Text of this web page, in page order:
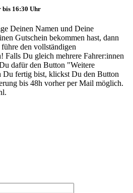
bis 16:30 Uhr
Deinen Namen und Deine
Gutschein bekommen hast, dann
den vollständigen
Falls Du gleich mehrere Fahrer:innen
dafür den Button "Weitere
Du fertig bist, klickst Du den Button
bis 48h vorher per Mail möglich.